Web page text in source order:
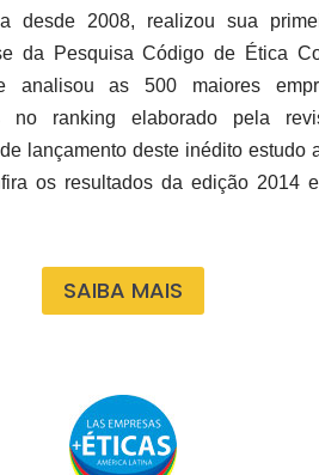
desde 2008, realizou sua
da Pesquisa Código de Ética
analisou as 500 maiores
no ranking elaborado pela
lançamento deste inédito estudo
os resultados da edição 2014
SAIBA MAIS